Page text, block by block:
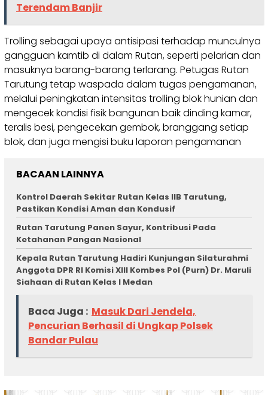
Terendam Banjir
Trolling sebagai upaya antisipasi terhadap munculnya
gangguan kamtib di dalam Rutan, seperti pelarian dan
masuknya barang-barang terlarang. Petugas Rutan
Tarutung tetap waspada dalam tugas pengamanan,
melalui peningkatan intensitas trolling blok hunian dan
mengecek kondisi fisik bangunan baik dinding kamar,
teralis besi, pengecekan gembok, branggang setiap
blok, dan juga mengisi buku laporan pengamanan
BACAAN LAINNYA
Kontrol Daerah Sekitar Rutan Kelas IIB Tarutung,
Pastikan Kondisi Aman dan Kondusif
Rutan Tarutung Panen Sayur, Kontribusi Pada
Ketahanan Pangan Nasional
Kepala Rutan Tarutung Hadiri Kunjungan Silaturahmi
Anggota DPR RI Komisi XIII Kombes Pol (Purn) Dr. Maruli
Siahaan di Rutan Kelas I Medan
Baca Juga : Masuk Dari Jendela,
Pencurian Berhasil di Ungkap Polsek
Bandar Pulau